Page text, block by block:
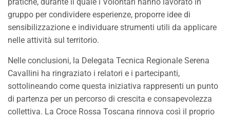
gruppo per condividere esperienze, proporre idee di
sensibilizzazione e individuare strumenti utili da applicare
nelle attività sul territorio.
Nelle conclusioni, la Delegata Tecnica Regionale Serena
Cavallini ha ringraziato i relatori e i partecipanti,
sottolineando come questa iniziativa rappresenti un punto
di partenza per un percorso di crescita e consapevolezza
collettiva. La Croce Rossa Toscana rinnova così il proprio